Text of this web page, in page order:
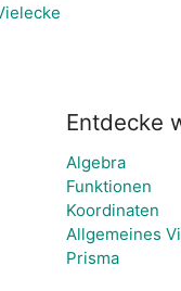
Entdecke
Algebra
Funktionen
Koordinaten
Allgemeines
Prisma